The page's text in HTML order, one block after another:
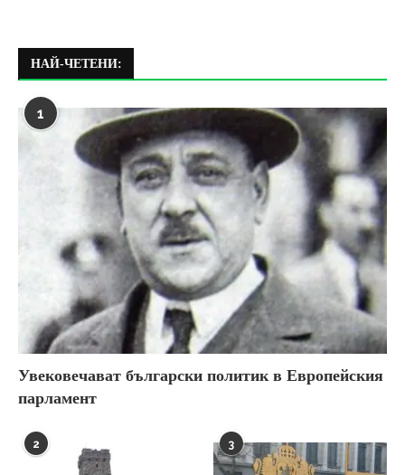
НАЙ-ЧЕТЕНИ:
1
Увековечават български политик в Европейския
парламент
2 3